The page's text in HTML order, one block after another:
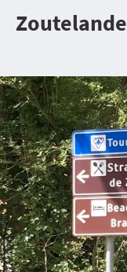
Zoutelande